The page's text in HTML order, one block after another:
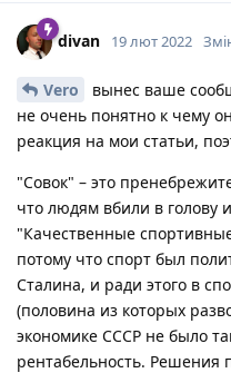
divan 19 лют 2022
Vero
вынес ваше
не очень понятно к чему
реакция на мои статьи,
"Совок" – это
что людям вбили в голову
"Качественные
потому что спорт был
Сталина, и ради этого в
(половина из которых
экономике СССР не было
рентабельность. Решения